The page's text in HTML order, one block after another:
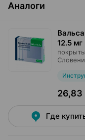
Аналоги
12.5 мг
26,83
Где